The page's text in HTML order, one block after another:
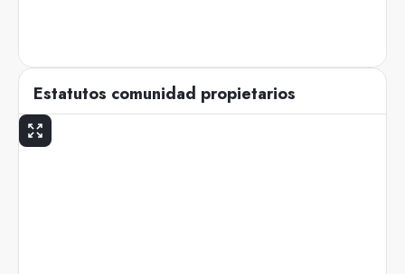
Estatutos comunidad propietarios